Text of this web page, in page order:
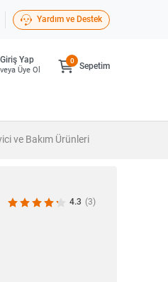
Yardım ve Destek
Giriş Yap
veya Üye Ol Sepetim
0
ve Bakım Ürünleri
4.3 (3)